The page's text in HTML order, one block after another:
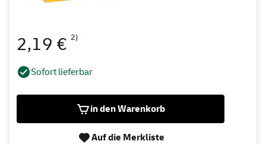
2,19 € 2)
Sofort lieferbar
in den Warenkorb
Auf die Merkliste